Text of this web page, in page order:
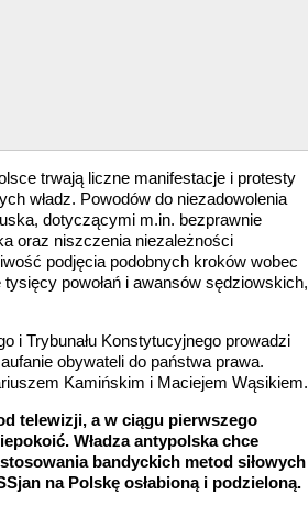
trwają liczne manifestacje i protesty
władz. Powodów do niezadowolenia
dotyczącymi m.in. bezprawnie
oraz niszczenia niezależności
podjęcia podobnych kroków wobec
powołań i awansów sędziowskich,
i Trybunału Konstytucyjnego prowadzi
obywateli do państwa prawa.
Kamińskim i Maciejem Wąsikiem.
telewizji, a w ciągu pierwszego
Władza antypolska chce
bandyckich metod siłowych
na Polskę osłabioną i podzieloną.